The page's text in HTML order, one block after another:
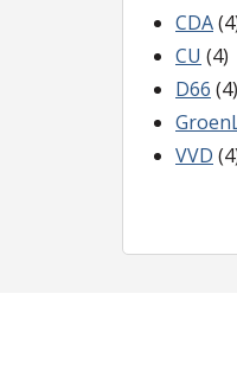
CDA
CU (4)
D66 (4)
VVD